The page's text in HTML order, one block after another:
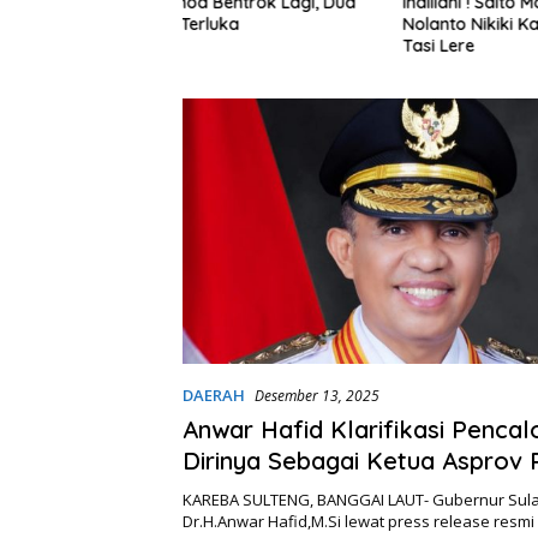
Nolanto Nikiki Kapuna ri Bivi
DAERAH Desember 13, 2025
Anwar Hafid Klarifikasi
Dirinya Sebagai Ketua Asprov
Sulteng
KAREBA SULTENG, BANGGAI LAUT- Gubernur
Dr.H.Anwar Hafid,M.Si lewat press release